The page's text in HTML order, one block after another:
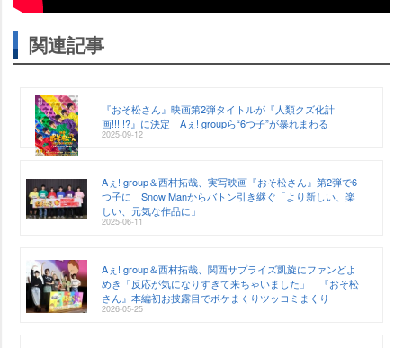
関連記事
『おそ松さん』映画第2弾タイトルが『人類クズ化計
画!!!!!?』に決定 Aぇ! groupら“6つ子”が暴れまわる
2025-09-12
Aぇ! group＆西村拓哉、実写映画『おそ松さん』第2弾で6
つ子に Snow Manからバトン引き継ぐ「より新しい、楽
しい、元気な作品に」
2025-06-11
Aぇ! group＆西村拓哉、関西サプライズ凱旋にファンどよ
めき「反応が気になりすぎて来ちゃいました」 『おそ松
さん』本編初お披露目でボケまくりツッコミまくり
2026-05-25